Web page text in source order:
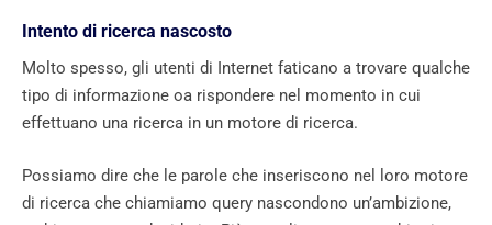
Intento di ricerca nascosto
Molto spesso, gli utenti di Internet faticano a trovare qualche
tipo di informazione oa rispondere nel momento in cui
effettuano una ricerca in un motore di ricerca.
Possiamo dire che le parole che inseriscono nel loro motore
di ricerca che chiamiamo query nascondono un’ambizione,